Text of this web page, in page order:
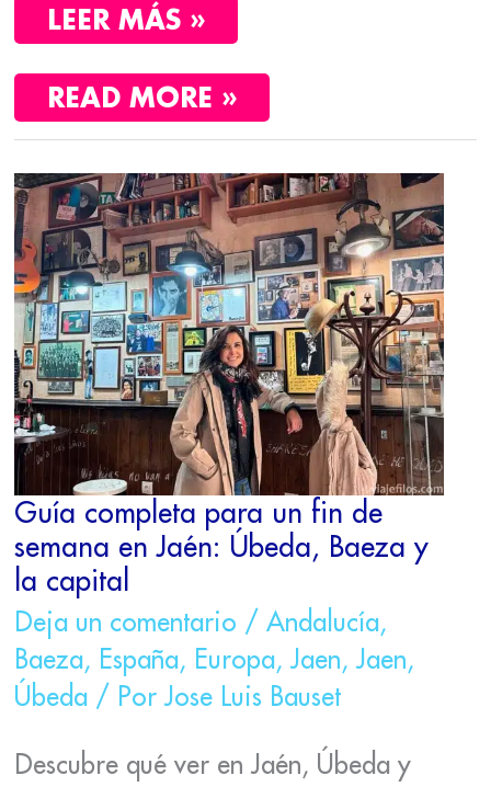
LEER MÁS »
READ MORE »
Guía completa para un fin de
semana en Jaén: Úbeda, Baeza y
la capital
Deja un comentario / Andalucía,
Baeza, España, Europa, Jaen, Jaen,
Úbeda/ Por Jose Luis Bauset
Descubre qué ver en Jaén, Úbeda y
GUÍA
COMPLETA
PARA
UN
FIN
DE
SEMANA
EN
JAÉN:
ÚBEDA,
BAEZA
LA
CAPITAL